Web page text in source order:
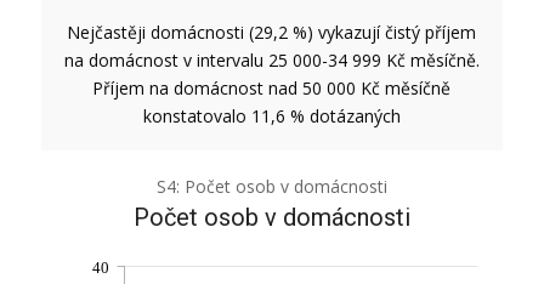
Nejčastěji domácnosti (29,2 %) vykazují čistý příjem
na domácnost v intervalu 25 000-34 999 Kč měsíčně.
Příjem na domácnost nad 50 000 Kč měsíčně
konstatovalo 11,6 % dotázaných
S4: Počet osob v domácnosti
Počet osob v domácnosti
40